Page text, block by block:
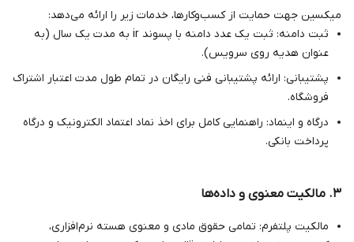
میکسین جهت حمایت از کسب‌وکارها، خدمات زیر را ارائه می‌دهد:
ثبت دامنه: ثبت یک عدد دامنه با پسوند ir به مدت یک سال (به
عنوان هدیه روی سرویس).
پشتیبانی: ارائه پشتیبانی فنی رایگان در تمام طول مدت اعتبار اشتراک
فروشگاه.
درگاه و اینماد: راهنمایی کامل برای اخذ نماد اعتماد الکترونیک و درگاه
پرداخت بانکی.
۳. مالکیت معنوی و داده‌ها
مالکیت پلتفرم: تمامی حقوق مادی و معنوی هسته نرم‌افزاری،